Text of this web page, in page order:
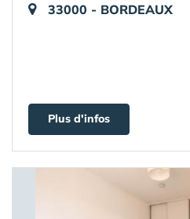
33000 - BORDEAUX
Plus d'infos